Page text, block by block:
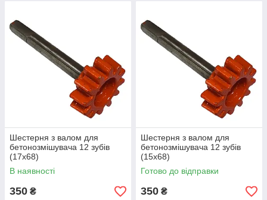
Шестерня з валом для
бетонозмішувача 12 зубів
(17х68)
В наявності
350 ₴
Шестерня з валом для
бетонозмішувача 12 зубів
(15х68)
Готово до відправки
350 ₴